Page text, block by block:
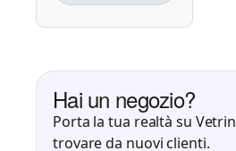
Hai un negozio?
Porta la tua realtà su
trovare da nuovi clienti.